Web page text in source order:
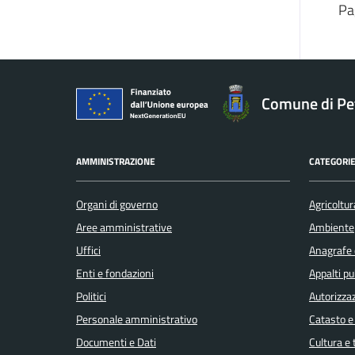
Comune di
AMMINISTRAZIONE
Organi di governo
Aree amministrative
Uffici
Enti e fondazioni
Politici
Personale amministrativo
Documenti e Dati
Ambiente
Appalti
Catasto
Cultura e